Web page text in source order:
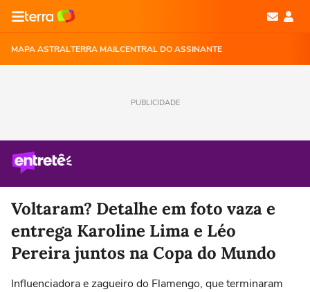
MAPA ASTRALTERRA MAILCENTRAL DO ASSINANTE
PUBLICIDADE
Voltaram? Detalhe em foto vaza e
entrega Karoline Lima e Léo
Pereira juntos na Copa do Mundo
Influenciadora e zagueiro do Flamengo, que terminaram